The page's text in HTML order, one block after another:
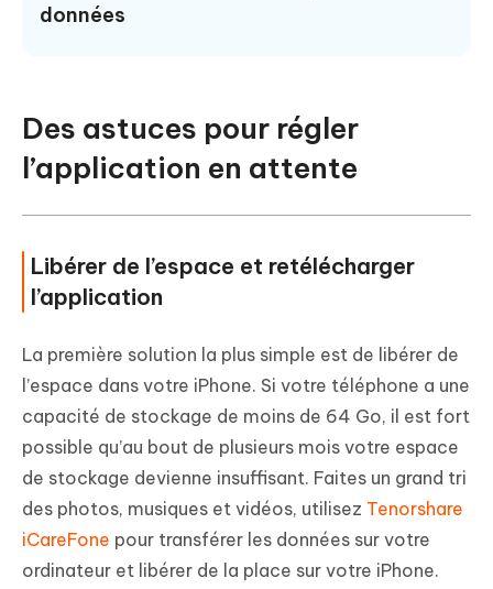
données
Des astuces pour régler
l’application en attente
Libérer de l’espace et retélécharger
l’application
La première solution la plus simple est de libérer de
l’espace dans votre iPhone. Si votre téléphone a une
capacité de stockage de moins de 64 Go, il est fort
possible qu’au bout de plusieurs mois votre espace
de stockage devienne insuffisant. Faites un grand tri
des photos, musiques et vidéos, utilisez Tenorshare
iCareFone pour transférer les données sur votre
ordinateur et libérer de la place sur votre iPhone.